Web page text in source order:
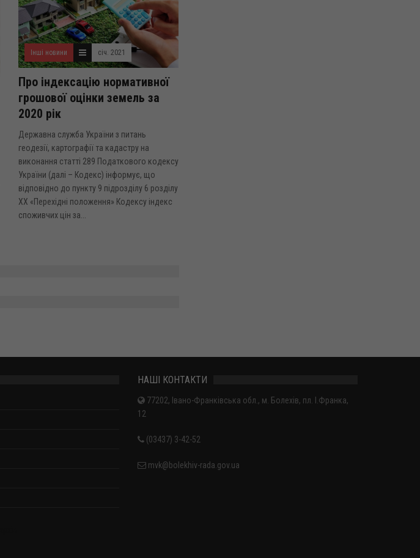
Інші новини січ. 2021
Про індексацію нормативної
грошової оцінки земель за
2020 рік
Державна служба України з питань
геодезії, картографії та кадастру на
виконання статті 289 Податкового кодексу
України (далі – Кодекс) інформує, що
відповідно до пункту 9 підрозділу 6 розділу
ХХ «Перехідні положення» Кодексу індекс
споживчих цін за...
НАШІ КОНТАКТИ
77202, Івано-Франківська обл., м. Болехів, пл. І.Франка,
12
(03437) 3-42-52
mvk@bolekhiv-rada.gov.ua